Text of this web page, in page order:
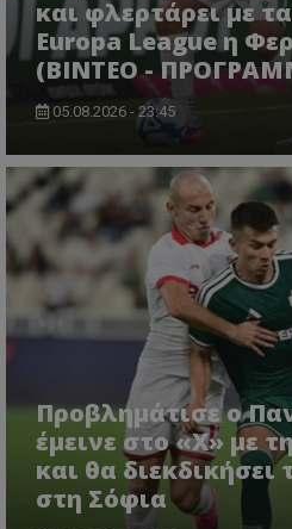
και φλερτάρει με
Europa League η
(ΒΙΝΤΕΟ -
05.08.2026 - 23:45
Προβλημάτισε ο
έμεινε στο «Χ» με
και θα
στη Σόφια